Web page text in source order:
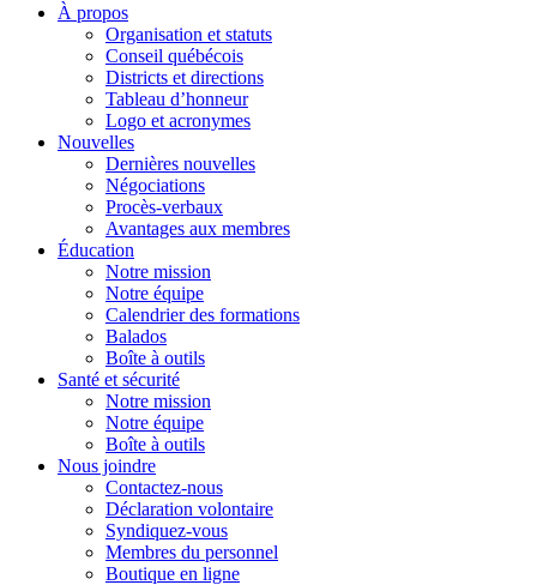
À propos
Organisation et statuts
Conseil québécois
Districts et directions
Tableau d’honneur
Logo et acronymes
Nouvelles
Dernières nouvelles
Négociations
Procès-verbaux
Avantages aux membres
Éducation
Notre mission
Notre équipe
Calendrier des formations
Balados
Boîte à outils
Santé et sécurité
Notre mission
Notre équipe
Boîte à outils
Nous joindre
Contactez-nous
Déclaration volontaire
Syndiquez-vous
Membres du personnel
Boutique en ligne